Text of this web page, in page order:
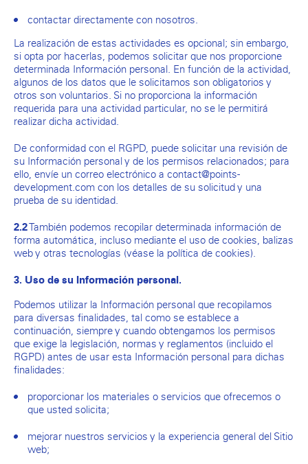
contactar directamente con nosotros.
La realización de estas actividades es opcional; sin embargo,
si opta por hacerlas, podemos solicitar que nos proporcione
determinada Información personal. En función de la actividad,
algunos de los datos que le solicitamos son obligatorios y
otros son voluntarios. Si no proporciona la información
requerida para una actividad particular, no se le permitirá
realizar dicha actividad.
De conformidad con el RGPD, puede solicitar una revisión de
su Información personal y de los permisos relacionados; para
ello, envíe un correo electrónico a contact@points-
development.com con los detalles de su solicitud y una
prueba de su identidad.
2.2También podemos recopilar determinada información de
forma automática, incluso mediante el uso de cookies, balizas
web y otras tecnologías (véase la política de cookies).
3. Uso de su Información personal.
Podemos utilizar la Información personal que recopilamos
para diversas finalidades, tal como se establece a
continuación, siempre y cuando obtengamos los permisos
que exige la legislación, normas y reglamentos (incluido el
RGPD) antes de usar esta Información personal para dichas
finalidades:
proporcionar los materiales o servicios que ofrecemos o
que usted solicita;
mejorar nuestros servicios y la experiencia general del Sitio
web;